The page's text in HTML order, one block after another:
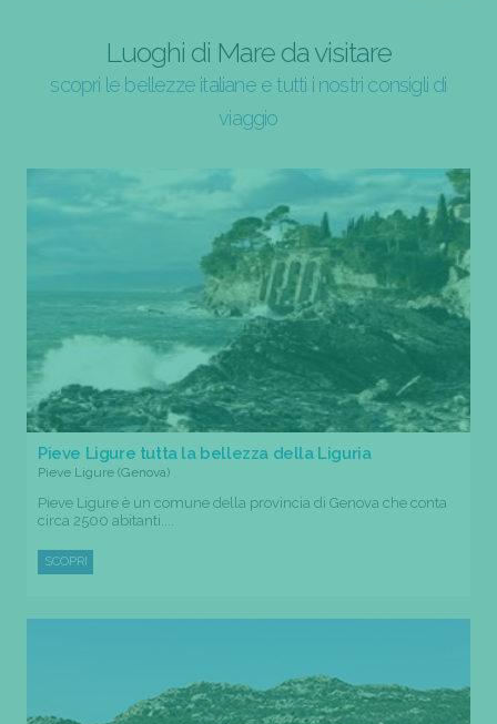
Luoghi di Mare da visitare
scopri le bellezze italiane e tutti i nostri consigli di
viaggio
Pieve Ligure tutta la bellezza della Liguria
Pieve Ligure (Genova)
Pieve Ligure è un comune della provincia di Genova che conta
circa 2500 abitanti....
SCOPRI